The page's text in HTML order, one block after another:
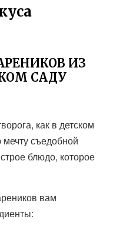
ИЗ
САДУ
как в детском
съедобной
блюдо, которое
вам